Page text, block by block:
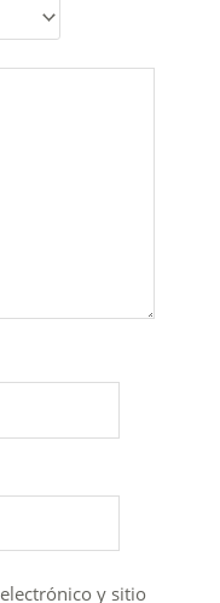
y sitio